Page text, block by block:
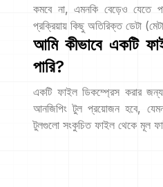
কমবে না, এমনকি বেড়েও যেতে
প্রক্রিয়ায় কিছু অতিরিক্ত ডেটা
আমি কীভাবে একটি
পারি?
একটি ফাইল ডিকম্প্রেস করার
আনজিপিং টুল প্রয়োজন হবে,
টুলগুলো সংকুচিত ফাইল থেকে মূল